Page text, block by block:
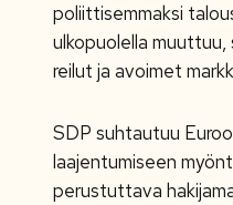
poliittisemmaksi
ulkopuolella
reilut ja avoimet
SDP suhtautuu
laajentumiseen
perustuttava